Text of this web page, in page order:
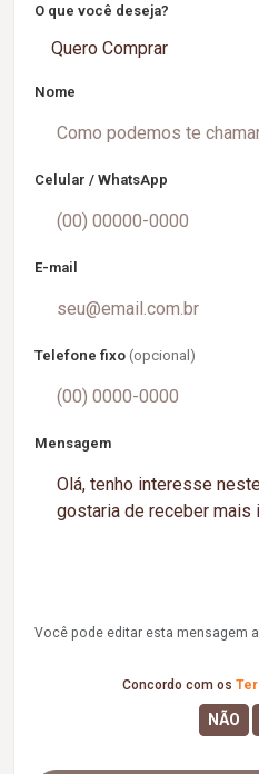
O que você deseja?
Quero Comprar
Nome
Celular / WhatsApp
E-mail
Telefone fixo (opcional)
Mensagem
Você pode editar esta mensagem
Concordo com os